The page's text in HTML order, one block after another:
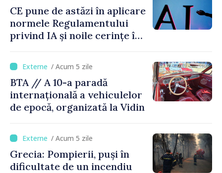
CE pune de astăzi în aplicare
normele Regulamentului
privind IA și noile cerințe în
/ Acum 5 zile
BTA // A 10-a paradă
internațională a vehiculelor
de epocă, organizată la Vidin
/ Acum 5 zile
Grecia: Pompierii, puși în
dificultate de un incendiu